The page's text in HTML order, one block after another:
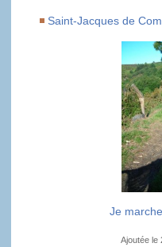
Saint-Jacques de
Je
Ajoutée le